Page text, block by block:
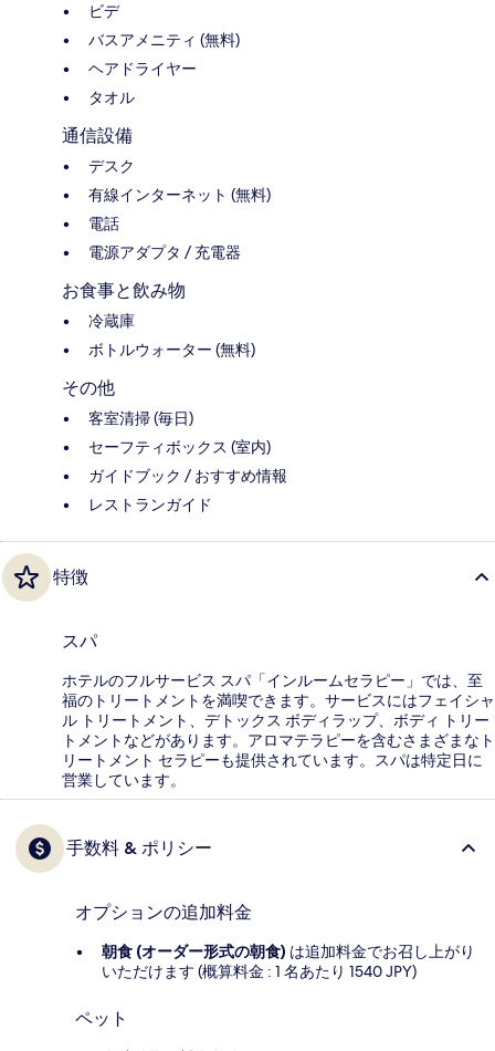
ビデ
バスアメニティ (無料)
ヘアドライヤー
タオル
通信設備
デスク
有線インターネット (無料)
電話
電源アダプタ / 充電器
お食事と飲み物
冷蔵庫
ボトルウォーター (無料)
その他
客室清掃 (毎日)
セーフティボックス (室内)
ガイドブック / おすすめ情報
レストランガイド
特徴
スパ
ホテルのフルサービス スパ「インルームセラピー」では、至
福のトリートメントを満喫できます。サービスにはフェイシャ
ル トリートメント、デトックス ボディラップ、ボディ トリー
トメントなどがあります。アロマテラピーを含むさまざまなト
リートメント セラピーも提供されています。スパは特定日に
営業しています。
手数料 & ポリシー
オプションの追加料金
朝食 (オーダー形式の朝食) は追加料金でお召し上がり
いただけます (概算料金 : 1 名あたり 1540 JPY)
ペット